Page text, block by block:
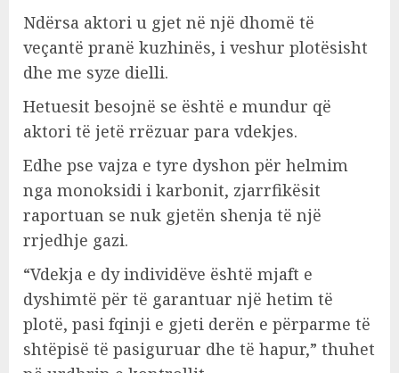
Ndërsa aktori u gjet në një dhomë të
veçantë pranë kuzhinës, i veshur plotësisht
dhe me syze dielli.
Hetuesit besojnë se është e mundur që
aktori të jetë rrëzuar para vdekjes.
Edhe pse vajza e tyre dyshon për helmim
nga monoksidi i karbonit, zjarrfikësit
raportuan se nuk gjetën shenja të një
rrjedhje gazi.
“Vdekja e dy individëve është mjaft e
dyshimtë për të garantuar një hetim të
plotë, pasi fqinji e gjeti derën e përparme të
shtëpisë të pasiguruar dhe të hapur,” thuhet